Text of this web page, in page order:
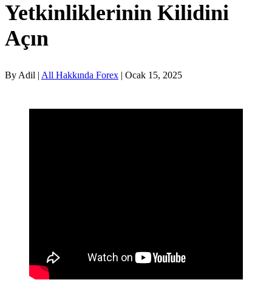
Yetkinliklerinin Kilidini
Açın
By Adil | All Hakkında Forex | Ocak 15, 2025